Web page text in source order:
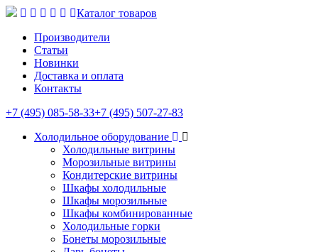
Каталог товаров
Производители
Статьи
Новинки
Доставка и оплата
Контакты
+7 (495) 085-58-33+7 (495) 507-27-83
Холодильное оборудование
Холодильные витрины
Морозильные витрины
Кондитерские витрины
Шкафы холодильные
Шкафы морозильные
Шкафы комбинированные
Холодильные горки
Бонеты морозильные